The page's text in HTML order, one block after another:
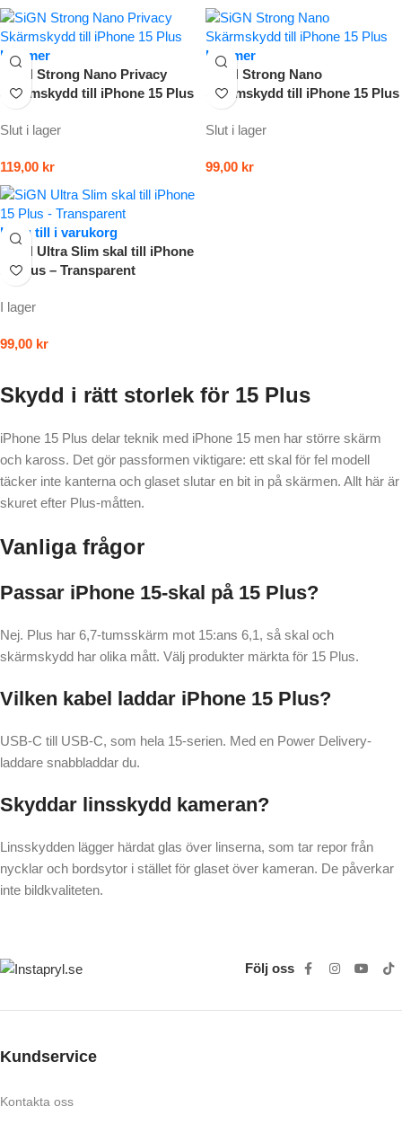
Läs mer
SiGN Strong Nano Privacy
Skärmskydd till iPhone 15 Plus
Slut i lager
119,00 kr
Läs mer
SiGN Strong Nano
Skärmskydd till iPhone 15 Plus
Slut i lager
99,00 kr
Lägg till i varukorg
SiGN Ultra Slim skal till iPhone
15 Plus – Transparent
I lager
99,00 kr
Skydd i rätt storlek för 15 Plus
iPhone 15 Plus delar teknik med iPhone 15 men har större skärm
och kaross. Det gör passformen viktigare: ett skal för fel modell
täcker inte kanterna och glaset slutar en bit in på skärmen. Allt här är
skuret efter Plus-måtten.
Vanliga frågor
Passar iPhone 15-skal på 15 Plus?
Nej. Plus har 6,7-tumsskärm mot 15:ans 6,1, så skal och
skärmskydd har olika mått. Välj produkter märkta för 15 Plus.
Vilken kabel laddar iPhone 15 Plus?
USB-C till USB-C, som hela 15-serien. Med en Power Delivery-
laddare snabbladdar du.
Skyddar linsskydd kameran?
Linsskydden lägger härdat glas över linserna, som tar repor från
nycklar och bordsytor i stället för glaset över kameran. De påverkar
inte bildkvaliteten.
Följ oss
Kundservice
Kontakta oss